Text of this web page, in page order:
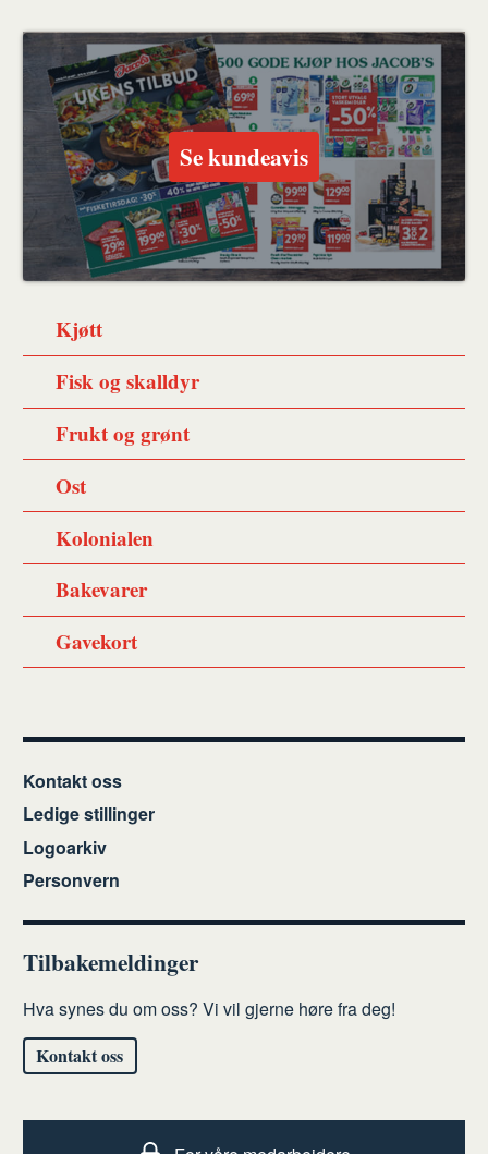
på
Facebook
på
Twitter
ut en
venn
Se kundeavis
Kjøtt
Fisk og skalldyr
Frukt og grønt
Ost
Kolonialen
Bakevarer
Gavekort
Kontakt oss
Ledige stillinger
Logoarkiv
Personvern
Tilbakemeldinger
Hva synes du om oss? Vi vil gjerne høre fra deg!
Kontakt oss